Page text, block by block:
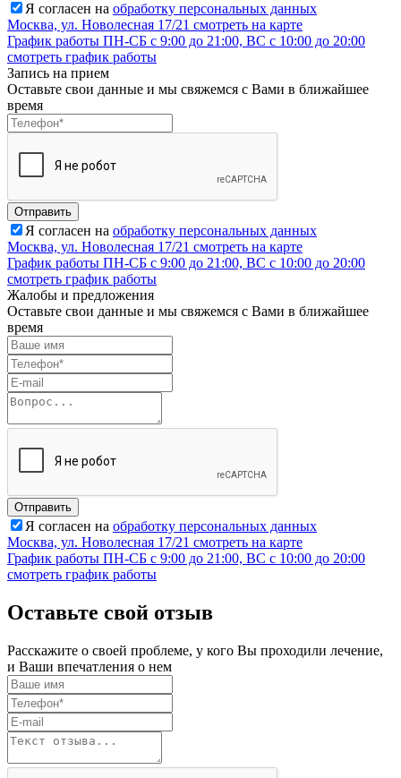
Я согласен на обработку персональных данных
Москва, ул. Новолесная 17/21 смотреть на карте
График работы ПН-СБ с 9:00 до 21:00, ВС с 10:00 до 20:00
смотреть график работы
Запись на прием
Оставьте свои данные и мы свяжемся с Вами в ближайшее
время
Отправить
Я согласен на обработку персональных данных
Москва, ул. Новолесная 17/21 смотреть на карте
График работы ПН-СБ с 9:00 до 21:00, ВС с 10:00 до 20:00
смотреть график работы
Жалобы и предложения
Оставьте свои данные и мы свяжемся с Вами в ближайшее
время
Отправить
Я согласен на обработку персональных данных
Москва, ул. Новолесная 17/21 смотреть на карте
График работы ПН-СБ с 9:00 до 21:00, ВС с 10:00 до 20:00
смотреть график работы
Оставьте свой отзыв
Расскажите о своей проблеме, у кого Вы проходили лечение,
и Ваши впечатления о нем